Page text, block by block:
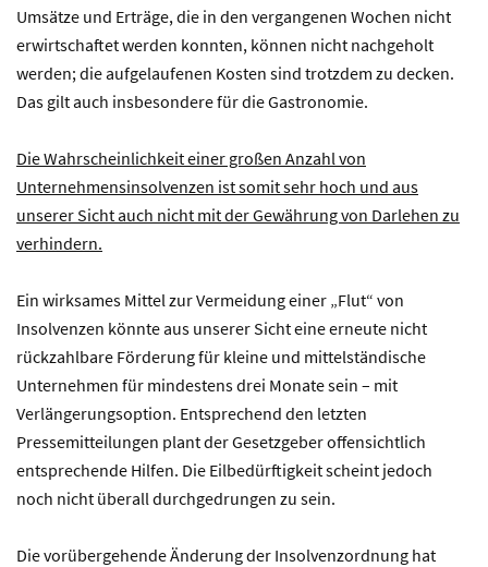
Umsätze und Erträge, die in den vergangenen Wochen nicht
erwirtschaftet werden konnten, können nicht nachgeholt
werden; die aufgelaufenen Kosten sind trotzdem zu decken.
Das gilt auch insbesondere für die Gastronomie.
Die Wahrscheinlichkeit einer großen Anzahl von
Unternehmensinsolvenzen ist somit sehr hoch und aus
unserer Sicht auch nicht mit der Gewährung von Darlehen zu
verhindern.
Ein wirksames Mittel zur Vermeidung einer „Flut“ von
Insolvenzen könnte aus unserer Sicht eine erneute nicht
rückzahlbare Förderung für kleine und mittelständische
Unternehmen für mindestens drei Monate sein – mit
Verlängerungsoption. Entsprechend den letzten
Pressemitteilungen plant der Gesetzgeber offensichtlich
entsprechende Hilfen. Die Eilbedürftigkeit scheint jedoch
noch nicht überall durchgedrungen zu sein.
Die vorübergehende Änderung der Insolvenzordnung hat